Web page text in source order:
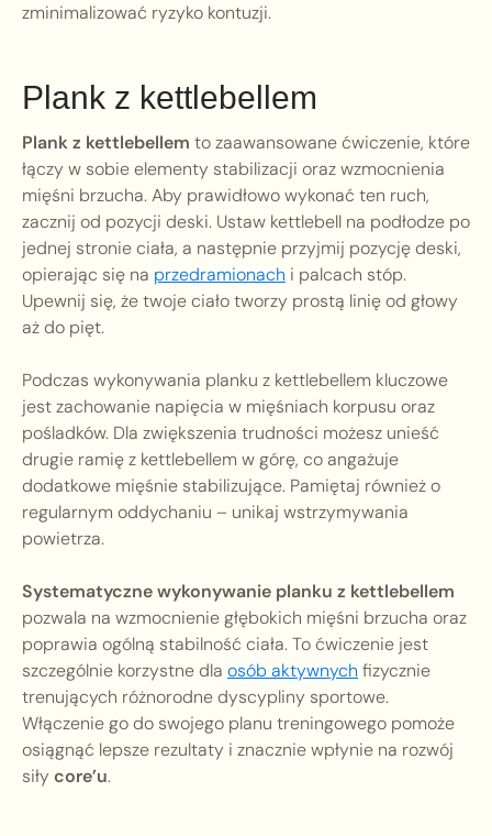
zminimalizować ryzyko kontuzji.
Plank z kettlebellem
Plank z kettlebellem to zaawansowane ćwiczenie, które
łączy w sobie elementy stabilizacji oraz wzmocnienia
mięśni brzucha. Aby prawidłowo wykonać ten ruch,
zacznij od pozycji deski. Ustaw kettlebell na podłodze po
jednej stronie ciała, a następnie przyjmij pozycję deski,
opierając się na przedramionach i palcach stóp.
Upewnij się, że twoje ciało tworzy prostą linię od głowy
aż do pięt.
Podczas wykonywania planku z kettlebellem kluczowe
jest zachowanie napięcia w mięśniach korpusu oraz
pośladków. Dla zwiększenia trudności możesz unieść
drugie ramię z kettlebellem w górę, co angażuje
dodatkowe mięśnie stabilizujące. Pamiętaj również o
regularnym oddychaniu – unikaj wstrzymywania
powietrza.
Systematyczne wykonywanie planku z kettlebellem
pozwala na wzmocnienie głębokich mięśni brzucha oraz
poprawia ogólną stabilność ciała. To ćwiczenie jest
szczególnie korzystne dla osób aktywnych fizycznie
trenujących różnorodne dyscypliny sportowe.
Włączenie go do swojego planu treningowego pomoże
osiągnąć lepsze rezultaty i znacznie wpłynie na rozwój
siły core’u.